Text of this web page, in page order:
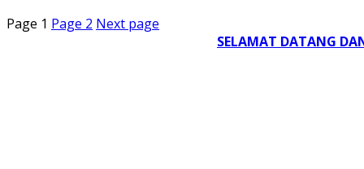
Page 1 Page 2 Next page
SELAMAT DATANG